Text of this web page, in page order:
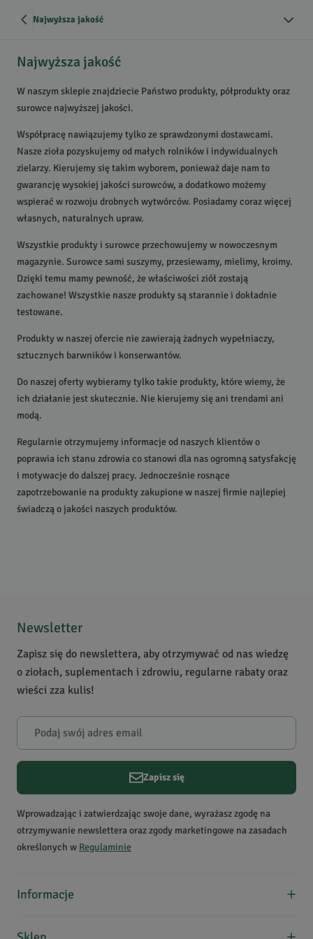
Najwyższa jakość
Najwyższa jakość
W naszym sklepie znajdziecie Państwo produkty, półprodukty oraz
surowce najwyższej jakości.
Współpracę nawiązujemy tylko ze sprawdzonymi dostawcami.
Nasze zioła pozyskujemy od małych rolników i indywidualnych
zielarzy. Kierujemy się takim wyborem, ponieważ daje nam to
gwarancję wysokiej jakości surowców, a dodatkowo możemy
wspierać w rozwoju drobnych wytwórców. Posiadamy coraz więcej
własnych, naturalnych upraw.
Wszystkie produkty i surowce przechowujemy w nowoczesnym
magazynie. Surowce sami suszymy, przesiewamy, mielimy, kroimy.
Dzięki temu mamy pewność, że właściwości ziół zostają
zachowane! Wszystkie nasze produkty są starannie i dokładnie
testowane.
Produkty w naszej ofercie nie zawierają żadnych wypełniaczy,
sztucznych barwników i konserwantów.
Do naszej oferty wybieramy tylko takie produkty, które wiemy, że
ich działanie jest skutecznie. Nie kierujemy się ani trendami ani
modą.
Regularnie otrzymujemy informacje od naszych klientów o
poprawia ich stanu zdrowia co stanowi dla nas ogromną satysfakcję
i motywacje do dalszej pracy. Jednocześnie rosnące
zapotrzebowanie na produkty zakupione w naszej firmie najlepiej
świadczą o jakości naszych produktów.
Newsletter
Zapisz się do newslettera, aby otrzymywać od nas wiedzę
o ziołach, suplementach i zdrowiu, regularne rabaty oraz
wieści zza kulis!
Zapisz się
Wprowadzając i zatwierdzając swoje dane, wyrażasz zgodę na
otrzymywanie newslettera oraz zgody marketingowe na zasadach
określonych w Regulaminie
Informacje